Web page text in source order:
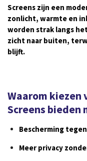
Screens zijn een
zonlicht, warmte en
worden strak langs
zicht naar buiten,
blijft.
Waarom kiezen
Screens bieden
Bescherming
Meer privacy